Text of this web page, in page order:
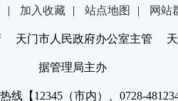
| 加入收藏 | 站点地图 | 网站
天门市人民政府办公室主管 天
据管理局主办
线【12345（市内）、0728-